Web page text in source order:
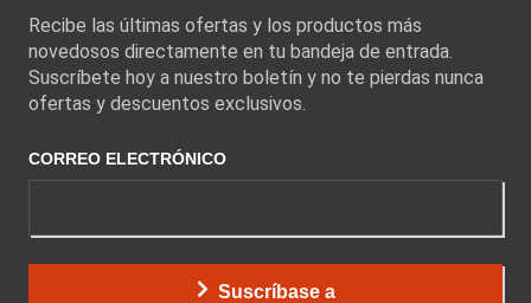
Recibe las últimas ofertas y los productos más
novedosos directamente en tu bandeja de entrada.
Suscríbete hoy a nuestro boletín y no te pierdas nunca
ofertas y descuentos exclusivos.
CORREO ELECTRÓNICO
Suscríbase a